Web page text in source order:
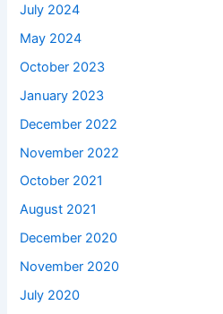
July 2024
May 2024
October 2023
January 2023
December 2022
November 2022
October 2021
August 2021
December 2020
November 2020
July 2020